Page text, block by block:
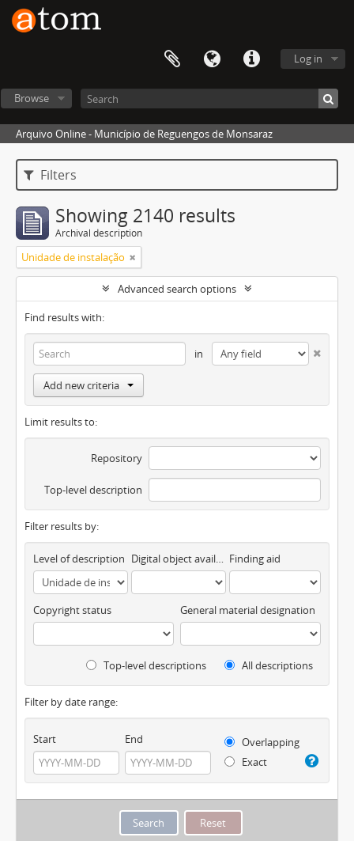
Log in
Browse
Arquivo Online - Município de Reguengos de Monsaraz
Filters
Showing 2140 results
Archival description
Unidade de instalação
Advanced search options
Find results with:
in
Add new criteria
Limit results to:
Repository
Top-level description
Filter results by:
Level of description Digital object available Finding aid
Copyright status General material designation
Top-level descriptions All descriptions
Filter by date range:
Start End
Overlapping
Exact